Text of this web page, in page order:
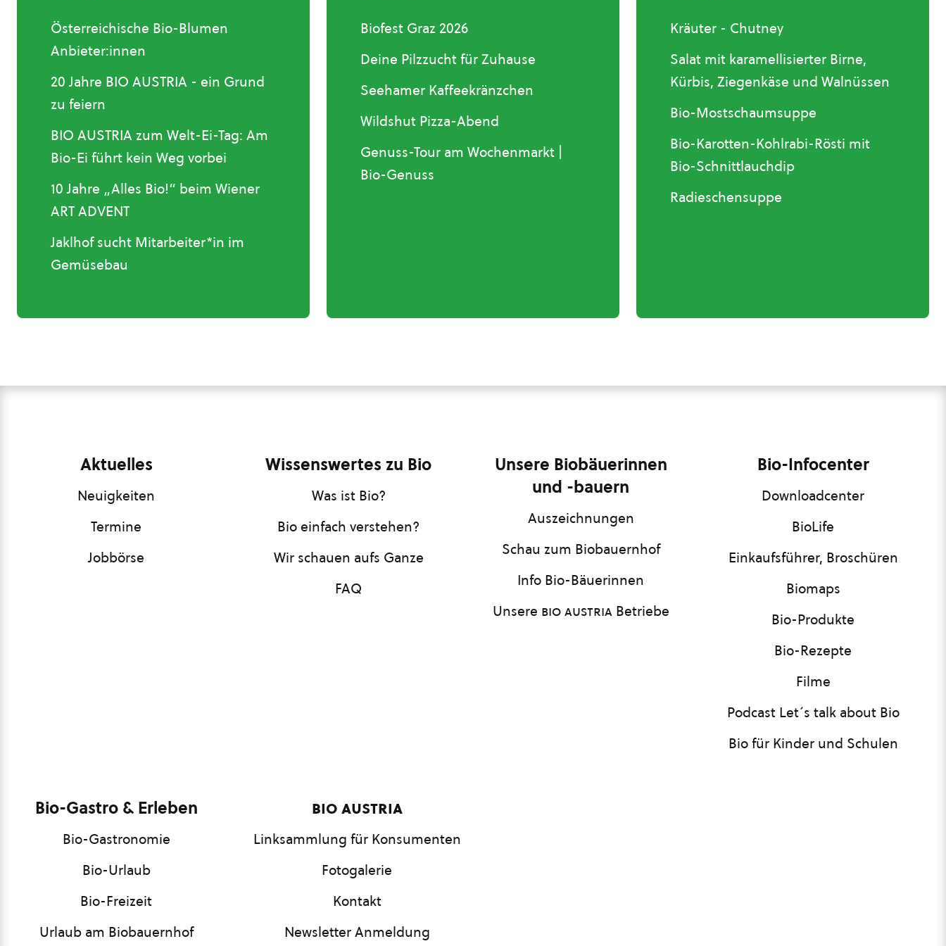
Österreichische Bio-Blumen
Anbieter:innen
20 Jahre BIO AUSTRIA - ein Grund
zu feiern
BIO AUSTRIA zum Welt-Ei-Tag: Am
Bio-Ei führt kein Weg vorbei
10 Jahre „Alles Bio!“ beim Wiener
ART ADVENT
Jaklhof sucht Mitarbeiter*in im
Gemüsebau
Biofest Graz 2026
Deine Pilzzucht für Zuhause
Seehamer Kaffeekränzchen
Wildshut Pizza-Abend
Genuss-Tour am Wochenmarkt |
Bio-Genuss
Kräuter - Chutney
Salat mit karamellisierter Birne,
Kürbis, Ziegenkäse und Walnüssen
Bio-Mostschaumsuppe
Bio-Karotten-Kohlrabi-Rösti mit
Bio-Schnittlauchdip
Radieschensuppe
Aktuelles
Neuigkeiten
Termine
Jobbörse
Wissenswertes zu Bio
Was ist Bio?
Bio einfach verstehen?
Wir schauen aufs Ganze
FAQ
Unsere Biobäuerinnen
und -bauern
Auszeichnungen
Schau zum Biobauernhof
Info Bio-Bäuerinnen
Unsere bio austriaBetriebe
Bio-Infocenter
Downloadcenter
BioLife
Einkaufsführer, Broschüren
Biomaps
Bio-Produkte
Bio-Rezepte
Filme
Podcast Let´s talk about Bio
Bio für Kinder und Schulen
Bio-Gastro & Erleben
Bio-Gastronomie
Bio-Urlaub
Bio-Freizeit
Urlaub am Biobauernhof
bio austria
Linksammlung für Konsumenten
Fotogalerie
Kontakt
Newsletter Anmeldung